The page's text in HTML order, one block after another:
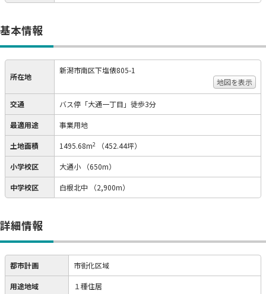
基本情報
所在地
新潟市南区下塩俵805-1
地図を表示
交通 バス停「大通一丁目」徒歩3分
最適用途 事業用地
土地面積 1495.68m2 （452.44坪）
小学校区 大通小 （650m）
中学校区 白根北中 （2,900m）
詳細情報
都市計画 市街化区域
用途地域 １種住居